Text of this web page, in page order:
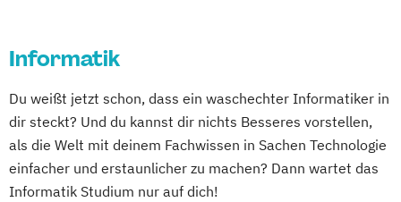
Professional Software Engineering
Prozesssimulation in der
Verfahrenstechnik
Regenerative Energietechnik
Technikfolgen­abschätzung
Technische Betriebswirtschaft
Expert*in Business Intelligence
Expert*in für Digitalisierung in der
Dienstleistungsbranche
Veränderungsprozesse
Internet of Things und intelligente Systeme
Klimabewusste Gebäudetechnik
Leistungselektronik Maschinenbau
Maschinenbau - Digitalisierte
Informatik
Du weißt jetzt schon, dass ein waschechter Informatiker in
dir steckt? Und du kannst dir nichts Besseres vorstellen,
als die Welt mit deinem Fachwissen in Sachen Technologie
einfacher und erstaunlicher zu machen? Dann wartet das
Informatik Studium nur auf dich!